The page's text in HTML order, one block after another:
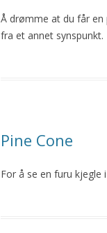
Å drømme at du får en
fra et annet synspunkt.
Pine Cone
For å se en furu kjegle